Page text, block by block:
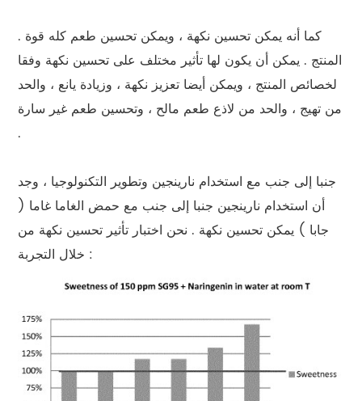
. كما أنه يمكن تحسين نكهة ، ويمكن تحسين طعم كله قوة
المنتج . يمكن أن يكون لها تأثير مختلف على تحسين نكهة وفقا
لخصائص المنتج ، ويمكن أيضا تعزيز نكهة ، وزيادة يانع ، والحد
من تهيج ، والحد من لاذع طعم مالح ، وتحسين طعم غير سارة
.
جنبا إلى جنب مع استخدام نارينجين وتطوير التكنولوجيا ، وجد
أن استخدام نارينجين جنبا إلى جنب مع حمض الغاما غاما (
جابا ) يمكن تحسين نكهة . نحن اختبار تأثير تحسين نكهة من
خلال التجربة :